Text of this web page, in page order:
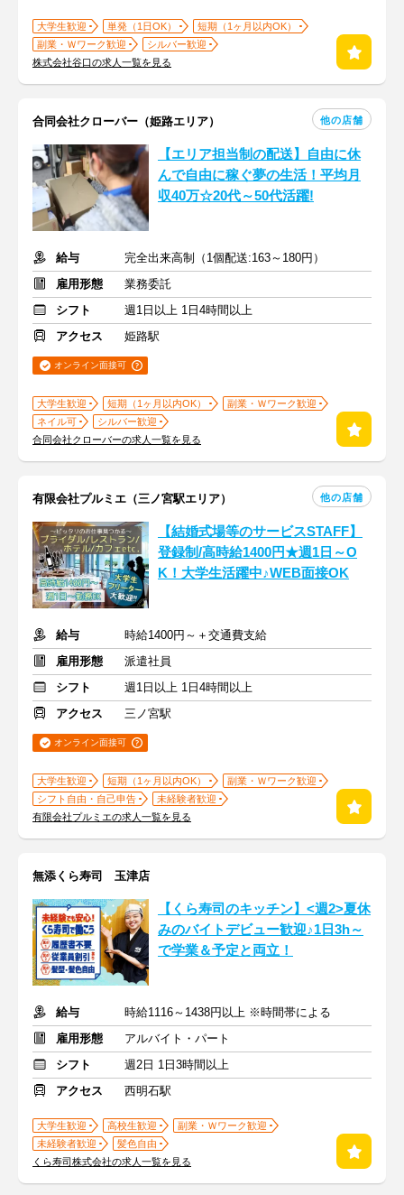
大学生歓迎 単発（1日OK）
短期（1ヶ月以内OK）
副業・Ｗワーク歓迎
シルバー歓迎
株式会社谷口の求人一覧を見る
合同会社クローバー（姫路エリア） 他の店舗
【エリア担当制の配送】自由に休
んで自由に稼ぐ夢の生活！平均月
収40万☆20代～50代活躍!
給与
完全出来高制（1個配送:163～180円）
雇用形態
業務委託
シフト
週1日以上 1日4時間以上
アクセス
姫路駅
オンライン面接可
大学生歓迎 短期（1ヶ月以内OK）
副業・Ｗワーク歓迎
ネイル可
シルバー歓迎
合同会社クローバーの求人一覧を見る
有限会社プルミエ（三ノ宮駅エリア） 他の店舗
【結婚式場等のサービスSTAFF】
登録制/高時給1400円★週1日～O
K！大学生活躍中♪WEB面接OK
給与
時給1400円～＋交通費支給
雇用形態
派遣社員
シフト
週1日以上 1日4時間以上
アクセス
三ノ宮駅
オンライン面接可
大学生歓迎 短期（1ヶ月以内OK）
副業・Ｗワーク歓迎
シフト自由・自己申告
未経験者歓迎
有限会社プルミエの求人一覧を見る
無添くら寿司 玉津店
【くら寿司のキッチン】<週2>夏休
みのバイトデビュー歓迎♪1日3h～
で学業＆予定と両立！
給与
時給1116～1438円以上 ※時間帯による
雇用形態
アルバイト・パート
シフト
週2日 1日3時間以上
アクセス
西明石駅
大学生歓迎 高校生歓迎
副業・Ｗワーク歓迎
未経験者歓迎
髪色自由
くら寿司株式会社の求人一覧を見る